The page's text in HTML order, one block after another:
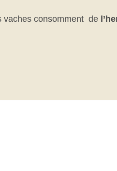
vaches consomment de